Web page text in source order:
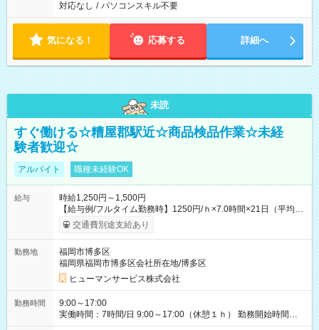
対応なし / パソコンスキル不要
気になる！ 応募する 詳細へ
未読
すぐ働ける☆糟屋郡駅近☆商品検品作業☆未経
験者歓迎☆
アルバイト 職種未経験OK
給与
時給1,250円～1,500円
【給与例/フルタイム勤務時】1250円/ｈ×7.0時間×21日（平均
値）=183,750円 別途交通費支給（会社規定有）、残業/休日手当
支給、 フルタイムの募集になりますが、働く日数や時間につい
ど）は、ご希望状況をヒヤリングして調整できることがありま
す。応募時に、ご相談頂きます様お願いします。 ※公共交通機
関、駐車場あり。（粕屋郡） 【試用期間】試用期間なし
交通費別途支給あり
勤務地
福岡市博多区
福岡県福岡市博多区会社所在地/博多区
ヒューマンサービス株式会社
勤務時間
9:00～17:00
実働時間：7時間/日 9:00～17:00（休憩１ｈ） 勤務開始時間等
の調整も受けたまります。 （例：10時から17時 など） お気軽